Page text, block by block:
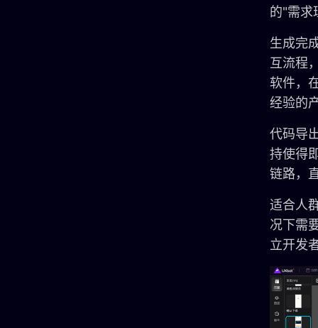
的"需求
生成完
互流程
软件，
经验的
代码导
持使得
链路，
适合人
况下需
立开发